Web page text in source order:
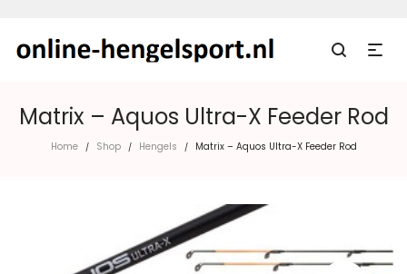
Matrix – Aquos Ultra-X Feeder Rod
Home / Shop / Hengels / Matrix – Aquos Ultra-X Feeder Rod